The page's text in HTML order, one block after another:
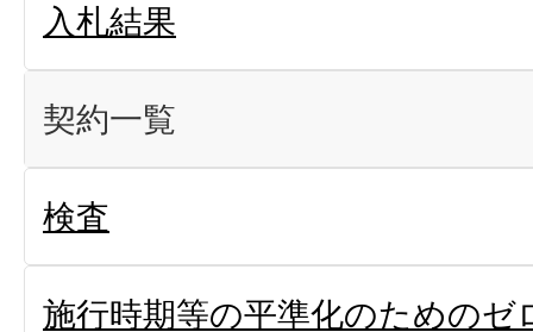
入札結果
契約一覧
検査
施行時期等の平準化のためのゼ